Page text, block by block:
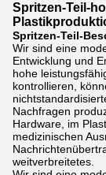
Spritzen-Teil-
Spritzen-Teil-
Wir sind eine
Entwicklung und
hohe
kontrollieren,
Nachfragen
Hardware, im
medizinischen
weitverbreitetes.